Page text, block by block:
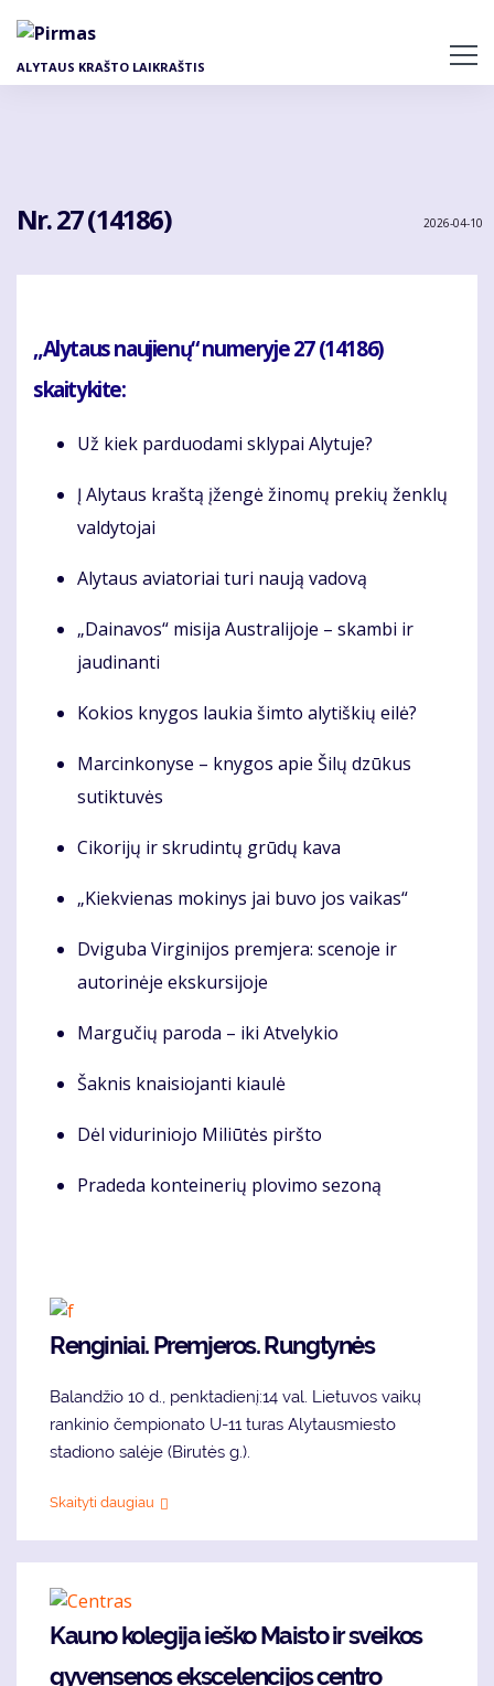
pagrindinį
ALYTAUS KRAŠTO LAIKRAŠTIS
Nr. 27 (14186) 2026-04-10
„Alytaus naujienų“ numeryje 27 (14186)
skaitykite:
Už kiek parduodami sklypai Alytuje?
Į Alytaus kraštą įžengė žinomų prekių ženklų
valdytojai
Alytaus aviatoriai turi naują vadovą
„Dainavos“ misija Australijoje – skambi ir
jaudinanti
Kokios knygos laukia šimto alytiškių eilė?
Marcinkonyse – knygos apie Šilų dzūkus
sutiktuvės
Cikorijų ir skrudintų grūdų kava
„Kiekvienas mokinys jai buvo jos vaikas“
Dviguba Virginijos premjera: scenoje ir
autorinėje ekskursijoje
Margučių paroda – iki Atvelykio
Šaknis knaisiojanti kiaulė
Dėl viduriniojo Miliūtės piršto
Pradeda konteinerių plovimo sezoną
Renginiai. Premjeros. Rungtynės
Balandžio 10 d., penktadienį:14 val. Lietuvos vaikų
rankinio čempionato U-11 turas Alytausmiesto
stadiono salėje (Birutės g.).
Skaityti daugiau
Kauno kolegija ieško Maisto ir sveikos
gyvensenos ekscelencijos centro